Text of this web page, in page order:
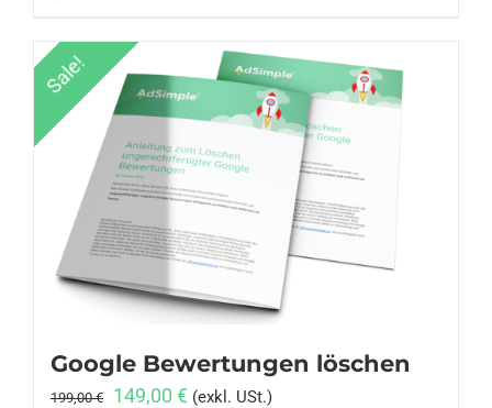
Sale!
Google Bewertungen löschen
199,00€
Ursprünglicher
149,00 €Aktueller
(exkl. USt.)